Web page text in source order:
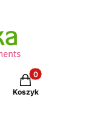
Produkty w
Koszyk